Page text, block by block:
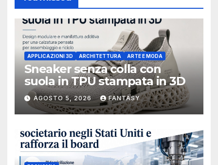
APPLICAZIONI 3D ARCHITETTURA ARTE E MODA
Sneaker senza colla con
suola in TPU stampata in 3D
AGOSTO 5, 2026 FANTASY